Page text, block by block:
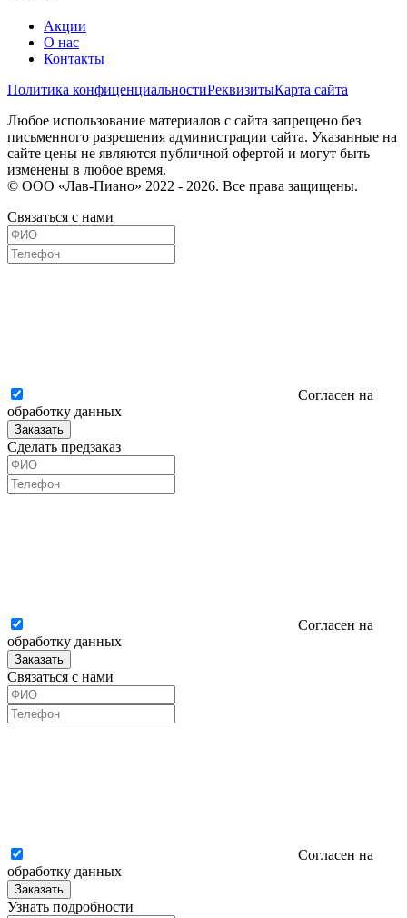
Акции
О нас
Контакты
Политика конфиценциальностиРеквизитыКарта сайта
Любое использование материалов с сайта запрещено без
письменного разрешения администрации сайта. Указанные на
сайте цены не являются публичной офертой и могут быть
изменены в любое время.
© ООО «Лав-Пиано» 2022 - 2026. Все права защищены.
Связаться с нами
Согласен на
обработку данных
Заказать
Сделать предзаказ
Согласен на
обработку данных
Заказать
Связаться с нами
Согласен на
обработку данных
Заказать
Узнать подробности